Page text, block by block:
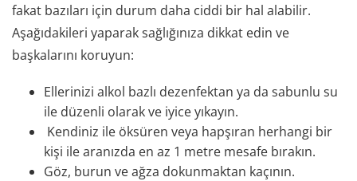
fakat bazıları için durum daha ciddi bir hal alabilir.
Aşağıdakileri yaparak sağlığınıza dikkat edin ve
başkalarını koruyun:
Ellerinizi alkol bazlı dezenfektan ya da sabunlu su
ile düzenli olarak ve iyice yıkayın.
Kendiniz ile öksüren veya hapşıran herhangi bir
kişi ile aranızda en az 1 metre mesafe bırakın.
Göz, burun ve ağza dokunmaktan kaçının.